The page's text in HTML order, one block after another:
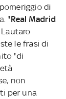
di
"Real Madrid
Lautaro
le frasi di
"di
non
per una